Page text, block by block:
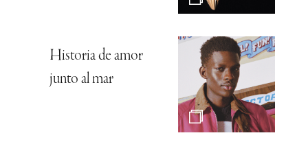
Historia de amor
junto al mar